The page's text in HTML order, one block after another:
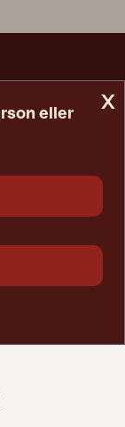
x
eller